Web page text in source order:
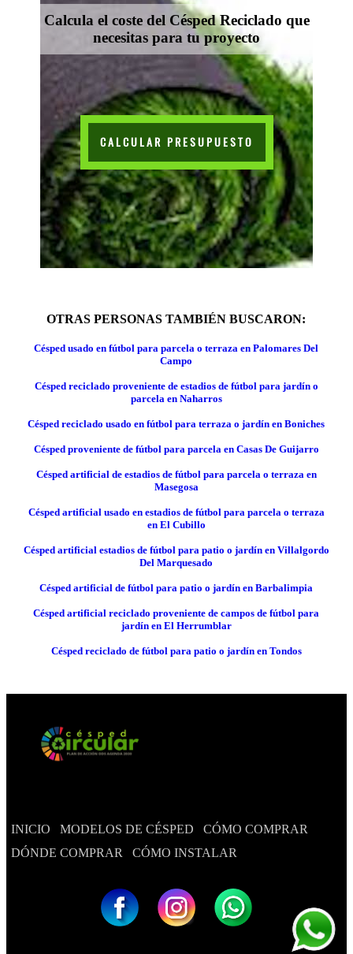
Calcula el coste del Césped Reciclado que
necesitas para tu proyecto
CALCULAR PRESUPUESTO
OTRAS PERSONAS TAMBIÉN BUSCARON:
Césped usado en fútbol para parcela o terraza en Palomares Del
Campo
Césped reciclado proveniente de estadios de fútbol para jardín o
parcela en Naharros
Césped reciclado usado en fútbol para terraza o jardín en Boniches
Césped proveniente de fútbol para parcela en Casas De Guijarro
Césped artificial de estadios de fútbol para parcela o terraza en
Masegosa
Césped artificial usado en estadios de fútbol para parcela o terraza
en El Cubillo
Césped artificial estadios de fútbol para patio o jardín en Villalgordo
Del Marquesado
Césped artificial de fútbol para patio o jardín en Barbalimpia
Césped artificial reciclado proveniente de campos de fútbol para
jardín en El Herrumblar
Césped reciclado de fútbol para patio o jardín en Tondos
INICIO MODELOS DE CÉSPED
CÓMO COMPRAR
DÓNDE COMPRAR
CÓMO INSTALAR